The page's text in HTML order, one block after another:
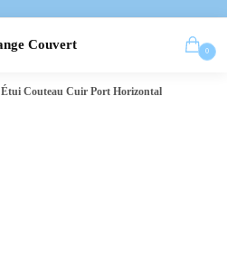
0
Étui Couteau Cuir Port Horizontal